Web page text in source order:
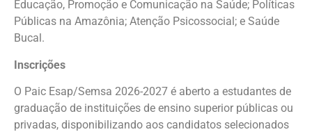
Educação, Promoção e Comunicação na Saúde; Políticas
Públicas na Amazônia; Atenção Psicossocial; e Saúde
Bucal.
Inscrições
O Paic Esap/Semsa 2026-2027 é aberto a estudantes de
graduação de instituições de ensino superior públicas ou
privadas, disponibilizando aos candidatos selecionados